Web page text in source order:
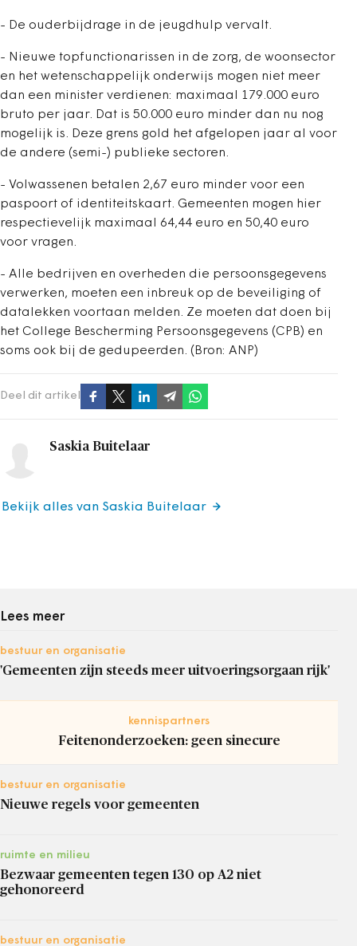
- De ouderbijdrage in de jeugdhulp vervalt.
- Nieuwe topfunctionarissen in de zorg, de woonsector
en het wetenschappelijk onderwijs mogen niet meer
dan een minister verdienen: maximaal 179.000 euro
bruto per jaar. Dat is 50.000 euro minder dan nu nog
mogelijk is. Deze grens gold het afgelopen jaar al voor
de andere (semi-) publieke sectoren.
- Volwassenen betalen 2,67 euro minder voor een
paspoort of identiteitskaart. Gemeenten mogen hier
respectievelijk maximaal 64,44 euro en 50,40 euro
voor vragen.
- Alle bedrijven en overheden die persoonsgegevens
verwerken, moeten een inbreuk op de beveiliging of
datalekken voortaan melden. Ze moeten dat doen bij
het College Bescherming Persoonsgegevens (CPB) en
soms ook bij de gedupeerden. (Bron: ANP)
Deel dit artikel
Saskia Buitelaar
Bekijk alles van Saskia Buitelaar
Lees meer
bestuur en organisatie
'Gemeenten zijn steeds meer uitvoeringsorgaan rijk'
kennispartners
Feitenonderzoeken: geen sinecure
bestuur en organisatie
Nieuwe regels voor gemeenten
ruimte en milieu
Bezwaar gemeenten tegen 130 op A2 niet
gehonoreerd
bestuur en organisatie